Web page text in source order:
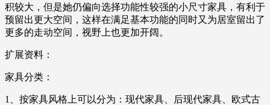
积较大，但是她仍偏向选择功能性较强的小尺寸家具，有利于
预留出更大空间，这样在满足基本功能的同时又为居室留出了
更多的走动空间，视野上也更加开阔。
扩展资料：
家具分类：
1、按家具风格上可以分为：现代家具、后现代家具、欧式古